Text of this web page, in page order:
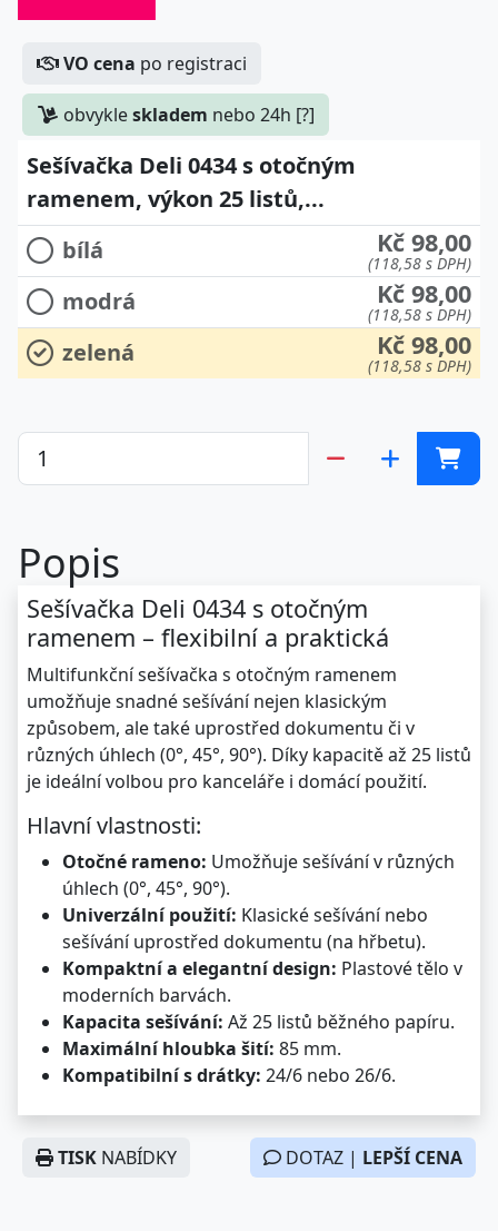
VO cena po registraci
obvykleskladem nebo 24h [?]
Sešívačka Deli 0434 s otočným
ramenem, výkon 25 listů,...
bílá
Kč 98,00
(118,58 s DPH)
modrá Kč 98,00
(118,58 s DPH)
zelená Kč 98,00
(118,58 s DPH)
Popis
Sešívačka Deli 0434 s otočným
ramenem – flexibilní a praktická
Multifunkční sešívačka s otočným ramenem
umožňuje snadné sešívání nejen klasickým
způsobem, ale také uprostřed dokumentu či v
různých úhlech (0°, 45°, 90°). Díky kapacitě až 25 listů
je ideální volbou pro kanceláře i domácí použití.
Hlavní vlastnosti:
Otočné rameno: Umožňuje sešívání v různých
úhlech (0°, 45°, 90°).
Univerzální použití: Klasické sešívání nebo
sešívání uprostřed dokumentu (na hřbetu).
Kompaktní a elegantní design: Plastové tělo v
moderních barvách.
Kapacita sešívání: Až 25 listů běžného papíru.
Maximální hloubka šití: 85 mm.
Kompatibilní s drátky: 24/6 nebo 26/6.
TISK NABÍDKY DOTAZ | LEPŠÍ CENA